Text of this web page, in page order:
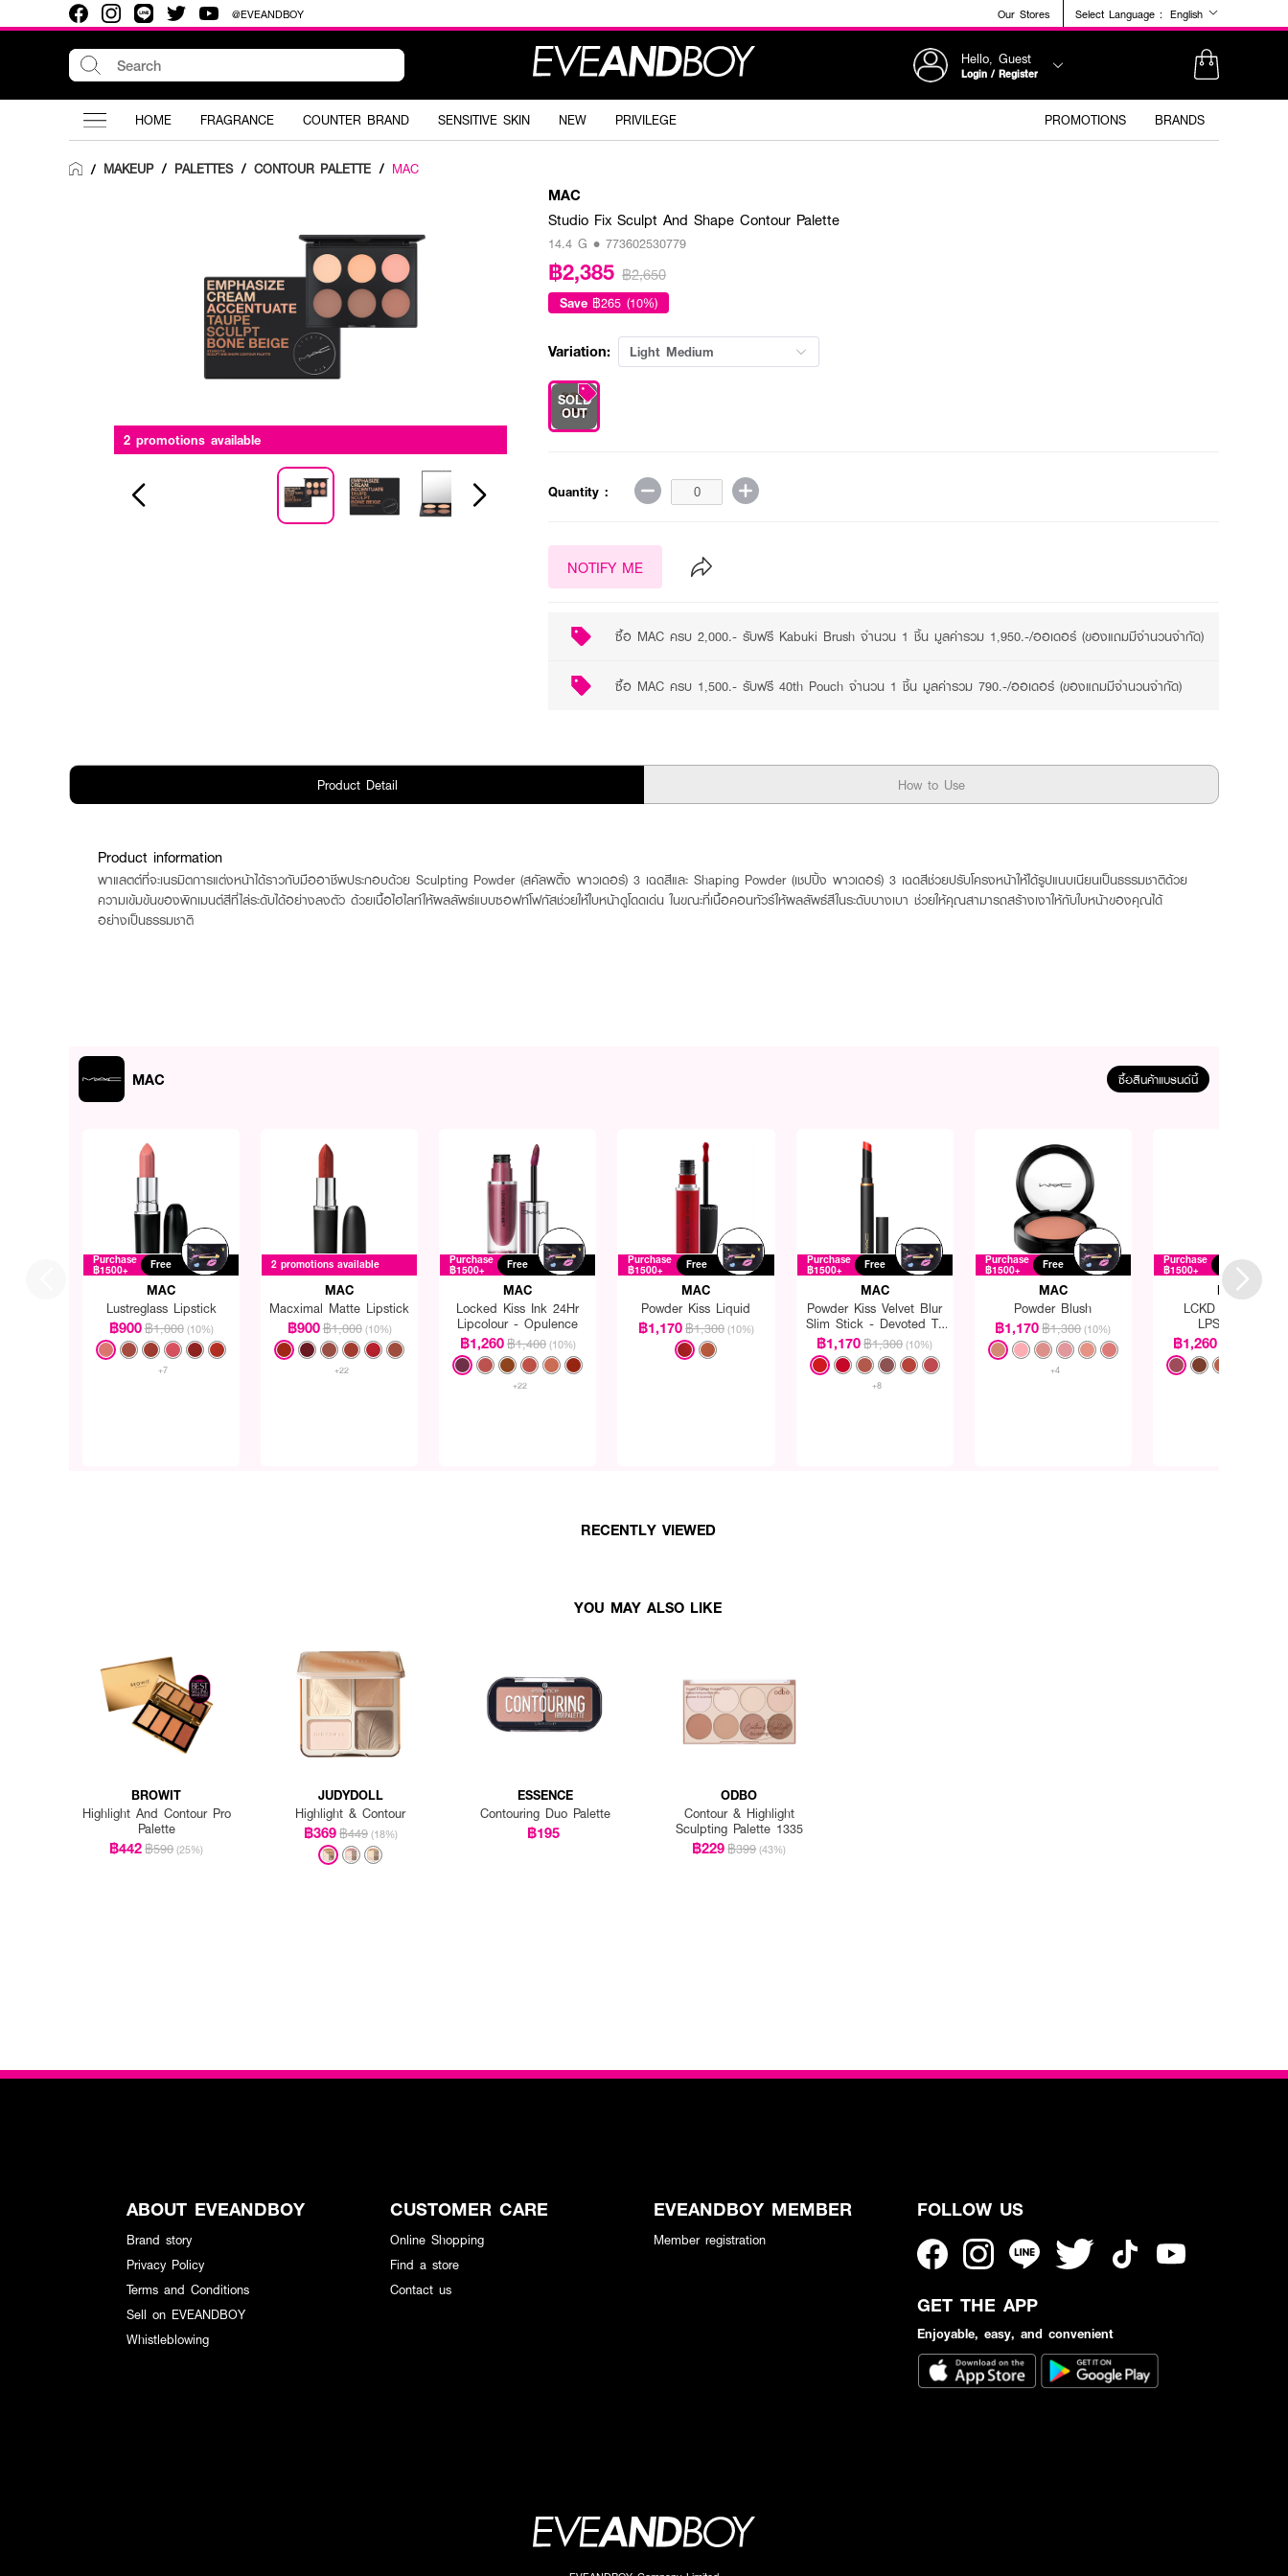
@EVEANDBOY Our Stores Select Language : English
Hello, Guest
Login / Register
HOME FRAGRANCE COUNTER BRAND SENSITIVE SKIN NEW PRIVILEGE PROMOTIONS BRANDS
/ MAKEUP / PALETTES / CONTOUR PALETTE / MAC
2 promotions available
MAC
Studio Fix Sculpt And Shape Contour Palette
14.4 G • 773602530779
฿2,385 ฿2,650
Save ฿265 (10%)
Variation: Light Medium
SOLD
OUT
Quantity :
NOTIFY ME
ซื้อ MAC ครบ 2,000.- รับฟรี Kabuki Brush จำนวน 1 ชิ้น มูลค่ารวม 1,950.-/ออเดอร์ (ของแถมมีจำนวนจำกัด)
ซื้อ MAC ครบ 1,500.- รับฟรี 40th Pouch จำนวน 1 ชิ้น มูลค่ารวม 790.-/ออเดอร์ (ของแถมมีจำนวนจำกัด)
Product Detail How to Use
Product information
พาแลตต์ที่จะเนรมิตการแต่งหน้าได้ราวกับมืออาชีพประกอบด้วย Sculpting Powder (สคัลพติ้ง พาวเดอร์) 3 เฉดสีและ Shaping Powder (เชปปิ้ง พาวเดอร์) 3 เฉดสีช่วยปรับโครงหน้าให้ได้รูปแนบเนียนเป็นธรรมชาติด้วย
ความเข้มข้นของพิกเมนต์สีที่ไล่ระดับได้อย่างลงตัว ด้วยเนื้อไฮไลท์ให้ผลลัพธ์แบบซอฟท์โฟกัสช่วยให้ใบหน้าดูโดดเด่น ในขณะที่เนื้อคอนทัวร์ให้ผลลัพธ์สีในระดับบางเบา ช่วยให้คุณสามารถสร้างเงาให้กับใบหน้าของคุณได้
อย่างเป็นธรรมชาติ
MAC ซื้อสินค้าแบรนด์นี้
Purchase
฿1500+ Free
MAC
Lustreglass Lipstick
฿900฿1,000 (10%)
+7
2 promotions available
MAC
Macximal Matte Lipstick
฿900฿1,000 (10%)
+22
Purchase
฿1500+ Free
MAC
Locked Kiss Ink 24Hr
Lipcolour - Opulence
฿1,260฿1,400 (10%)
+22
Purchase
฿1500+ Free
MAC
Powder Kiss Liquid
฿1,170฿1,300 (10%)
Purchase
฿1500+ Free
MAC
Powder Kiss Velvet Blur
Slim Stick - Devoted To
Danger
฿1,170฿1,300 (10%)
+8
Purchase
฿1500+ Free
MAC
Powder Blush
฿1,170฿1,300 (10%)
+4
Purchase
฿1500+ Free
MAC
LCKD Kiss 24HR
LPSTCK-OP
1.8GM/.06OZ
฿1,260
RECENTLY VIEWED
YOU MAY ALSO LIKE
BROWIT
Highlight And Contour Pro
Palette
฿442฿590 (25%)
JUDYDOLL
Highlight & Contour
฿369฿449 (18%)
ESSENCE
Contouring Duo Palette
฿195
ODBO
Contour & Highlight
Sculpting Palette 1335
฿229฿399 (43%)
ABOUT EVEANDBOY
Brand story
Privacy Policy
Terms and Conditions
Sell on EVEANDBOY
Whistleblowing
CUSTOMER CARE
Online Shopping
Find a store
Contact us
EVEANDBOY MEMBER
Member registration
FOLLOW US
GET THE APP
Enjoyable, easy, and convenient